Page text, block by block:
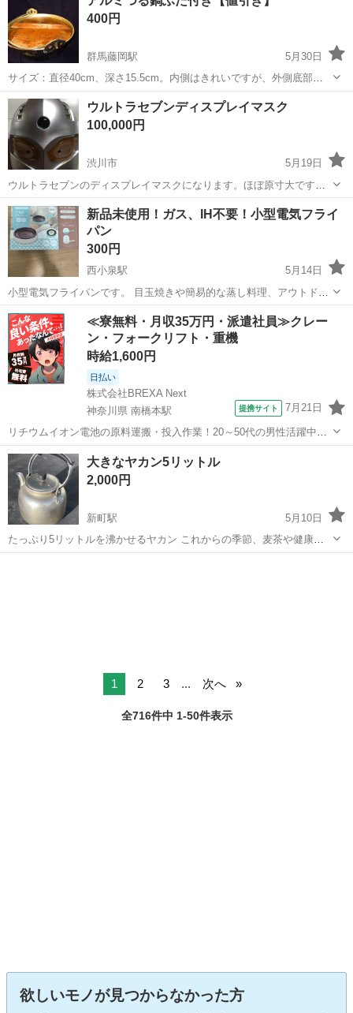
高さ9...
400円
群馬藤岡駅
5月30日
サイズ：直径40cm、深さ15.5cm。内側はきれいですが、外側底部は
黒く、すすは取れません。
群馬 藤岡市 群馬藤岡駅 調理器具 アルミ
ウルトラセブンディスプレイマスク
100,000円
渋川市
5月19日
ウルトラセブンのディスプレイマスクになります。ほぼ原寸大です。
宜しくお願い致します。◯◯まで、◯月◯日◯時〜◯時の間に取りに
来てくる方を優先します。 よろしくおねがいします。
群馬 渋川市 調理器具 ウルトラセブン
新品未使用！ガス、IH不要！小型電気フライ
パン
300円
西小泉駅
5月14日
小型電気フライパンです。 目玉焼きや簡易的な蒸し料理、アウトドア
で便利 ガス、IHがなくてもコンセントがあればつかえます。 色はアイ
スグリーンです。 蒸し器も付いているので 蒸す、焼くの2way仕様で
す。 製品サイズH14...
群馬 邑楽郡 西小泉駅 調理器具 フライパン
≪寮無料・月収35万円・派遣社員≫クレー
ン・フォークリフト・重機
時給1,600円
日払い
株式会社BREXA Next
神奈川県 南橋本駅
提携サイト 7月21日
リチウムイオン電池の原料運搬・投入作業！20～50代の男性活躍中★
ワンルーム寮完備！赴任旅費会社負担！年間休日130日★フォークリフ
ト免許お持ちの方、活躍中！就業先食堂利用可★《神奈川県相模原
市》 人気の工場のお仕事 ◇電...
神奈川 相模原市 南橋本駅 その他
大きなヤカン5リットル
2,000円
新町駅
5月10日
たっぷり5リットルを沸かせるヤカン これからの季節、麦茶や健康茶
の煮出しに活躍します 引渡しは平日19時以降又は休日になります ノー
1 2 3 ... 次へ
全716件中 1-50件表示
欲しいモノが見つからなかった方